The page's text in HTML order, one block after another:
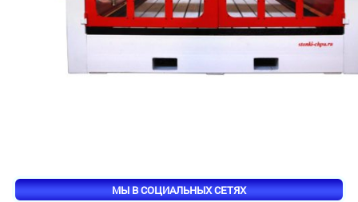
МЫ В СОЦИАЛЬНЫХ СЕТЯХ